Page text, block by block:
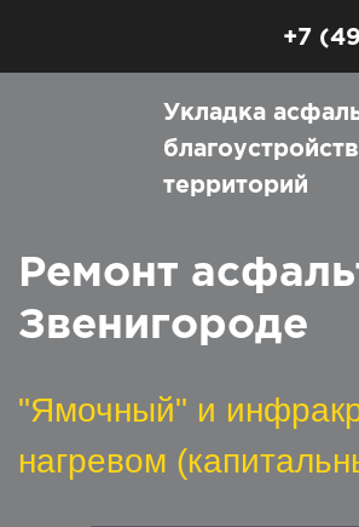
+7
Укладка
территорий
Ремонт
Звенигороде
"Ямочный" и
нагревом